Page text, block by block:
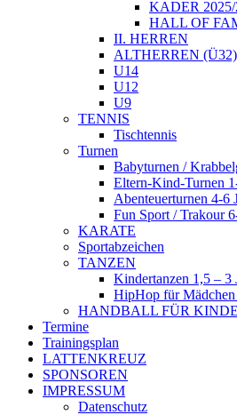
KADER 2025/
HALL OF
II. HERREN
ALTHERREN (Ü32)
U14
U12
U9
TENNIS
Tischtennis
Turnen
Babyturnen /
Eltern-Kind-Turnen
Abenteuerturnen 4-6
Fun Sport / Trakour
KARATE
Sportabzeichen
TANZEN
Kindertanzen 1,5 – 3
HipHop für Mädchen
HANDBALL FÜR
Termine
Trainingsplan
LATTENKREUZ
SPONSOREN
IMPRESSUM
Datenschutz